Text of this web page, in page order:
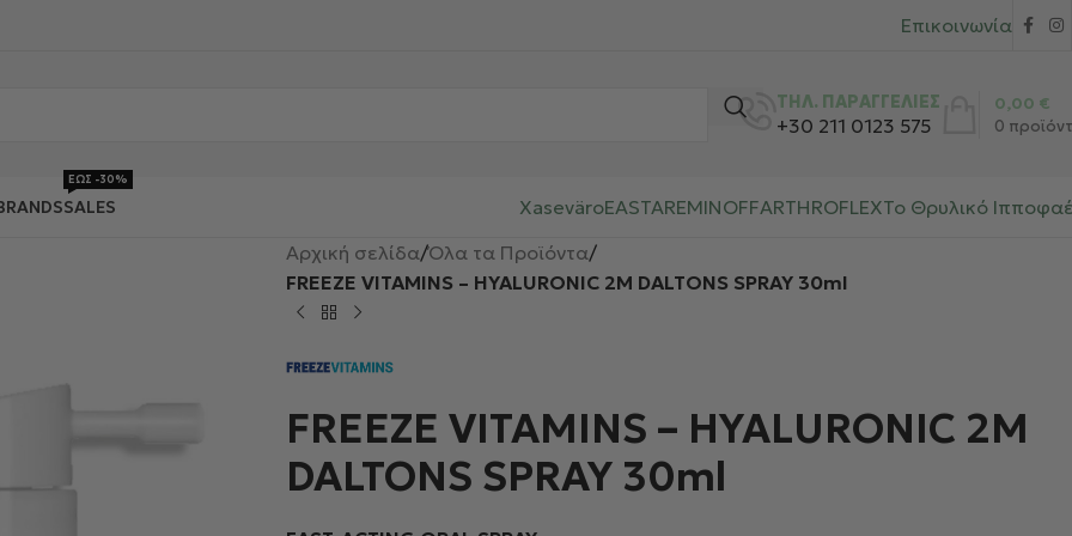
Επικοινωνία
ΤΗΛ. ΠΑΡΑΓΓΕΛΙΕΣ
+30 211 0123 575 0
0,00 €
SALES
ΕΩΣ -30%
XaseväroEASTAREMINOFFARTHROFLEXΤο Θρυλικό
Αρχική σελίδα/Όλα τα Προϊόντα/
FREEZE VITAMINS – HYALURONIC 2M DALTONS SPRAY 30ml
FREEZE VITAMINS – HYALURONIC 2M
DALTONS SPRAY 30ml